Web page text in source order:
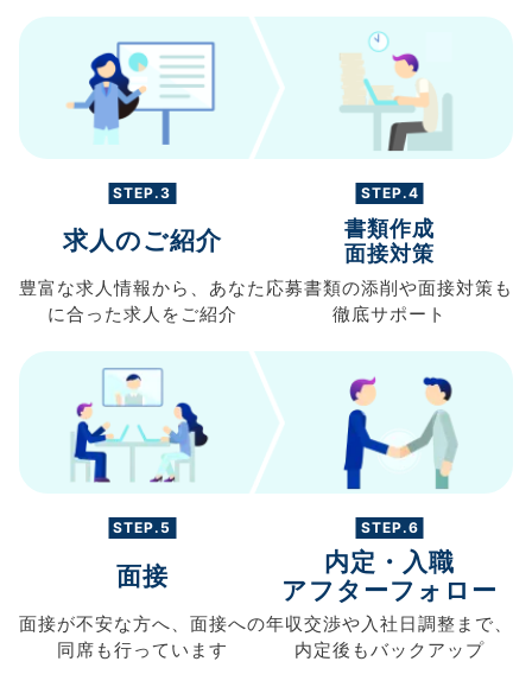
STEP.3
求人のご紹介
豊富な求人情報から、 あなた
に合った求人を ご紹介
STEP.4
書類作成
面接対策
応募書類の添削や面接対策も
徹底サポート
STEP.5
面接
面接が不安な方へ、 面接への
同席も行っています
STEP.6
内定・入職
アフターフォロー
年収交渉や入社日調整まで、
内定後もバックアップ